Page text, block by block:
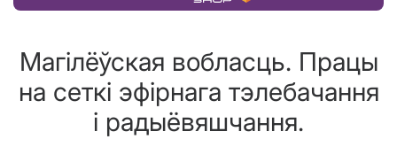
Магілёўская вобласць. Працы
на сеткі эфірнага тэлебачання
і радыёвяшчання.